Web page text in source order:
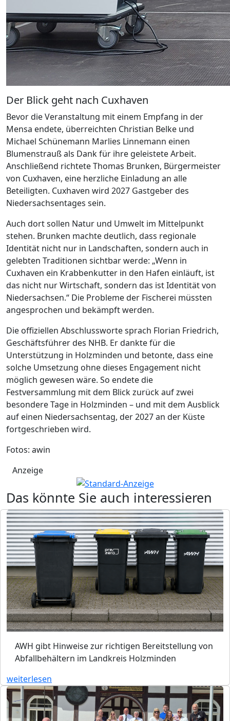
Der Blick geht nach Cuxhaven
Bevor die Veranstaltung mit einem Empfang in der
Mensa endete, überreichten Christian Belke und
Michael Schünemann Marlies Linnemann einen
Blumenstrauß als Dank für ihre geleistete Arbeit.
Anschließend richtete Thomas Brunken, Bürgermeister
von Cuxhaven, eine herzliche Einladung an alle
Beteiligten. Cuxhaven wird 2027 Gastgeber des
Niedersachsentages sein.
Auch dort sollen Natur und Umwelt im Mittelpunkt
stehen. Brunken machte deutlich, dass regionale
Identität nicht nur in Landschaften, sondern auch in
gelebten Traditionen sichtbar werde: „Wenn in
Cuxhaven ein Krabbenkutter in den Hafen einläuft, ist
das nicht nur Wirtschaft, sondern das ist Identität von
Niedersachsen.“ Die Probleme der Fischerei müssten
angesprochen und bekämpft werden.
Die offiziellen Abschlussworte sprach Florian Friedrich,
Geschäftsführer des NHB. Er dankte für die
Unterstützung in Holzminden und betonte, dass eine
solche Umsetzung ohne dieses Engagement nicht
möglich gewesen wäre. So endete die
Festversammlung mit dem Blick zurück auf zwei
besondere Tage in Holzminden – und mit dem Ausblick
auf einen Niedersachsentag, der 2027 an der Küste
fortgeschrieben wird.
Fotos: awin
Anzeige
Das könnte Sie auch interessieren
AWH gibt Hinweise zur richtigen Bereitstellung von
Abfallbehältern im Landkreis Holzminden
weiterlesen